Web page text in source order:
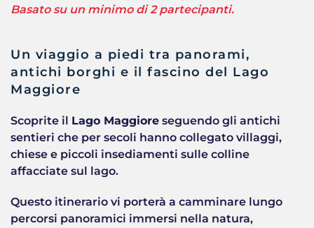
Basato su un minimo di 2 partecipanti.
Un viaggio a piedi tra panorami,
antichi borghi e il fascino del Lago
Maggiore
Scoprite il Lago Maggiore seguendo gli antichi
sentieri che per secoli hanno collegato villaggi,
chiese e piccoli insediamenti sulle colline
affacciate sul lago.
Questo itinerario vi porterà a camminare lungo
percorsi panoramici immersi nella natura,